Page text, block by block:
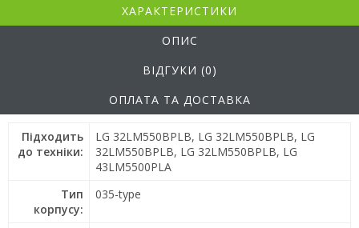
ХАРАКТЕРИСТИКИ
ОПИС
ВІДГУКИ (0)
ОПЛАТА ТА ДОСТАВКА
Підходить
до техніки:
LG 32LM550BPLB, LG 32LM550BPLB, LG
32LM550BPLB, LG 32LM550BPLB, LG
43LM5500PLA
Тип
корпусу:
035-type